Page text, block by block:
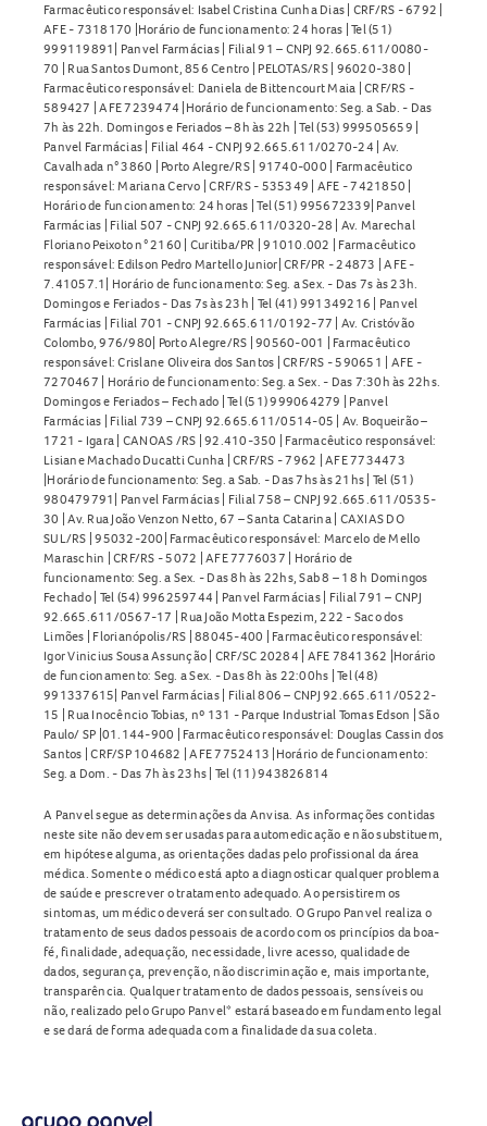
Farmacêutico responsável: Isabel Cristina Cunha Dias | CRF/RS - 6792 |
AFE - 7318170 |Horário de funcionamento: 24 horas | Tel (51)
999119891| Panvel Farmácias | Filial 91 – CNPJ 92.665.611/0080-
70 | Rua Santos Dumont, 856 Centro | PELOTAS/RS | 96020-380 |
Farmacêutico responsável: Daniela de Bittencourt Maia | CRF/RS -
589427 | AFE 7239474 |Horário de funcionamento: Seg. a Sab. - Das
7h às 22h. Domingos e Feriados – 8h às 22h | Tel (53) 999505659 |
Panvel Farmácias | Filial 464 - CNPJ 92.665.611/0270-24 | Av.
Cavalhada n° 3860 | Porto Alegre/RS | 91740-000 | Farmacêutico
responsável: Mariana Cervo | CRF/RS - 535349 | AFE - 7421850 |
Horário de funcionamento: 24 horas | Tel (51) 995672339| Panvel
Farmácias | Filial 507 - CNPJ 92.665.611/0320-28 | Av. Marechal
Floriano Peixoto n° 2160 | Curitiba/PR | 91010.002 | Farmacêutico
responsável: Edilson Pedro Martello Junior| CRF/PR - 24873 | AFE -
7.41057.1| Horário de funcionamento: Seg. a Sex. - Das 7s às 23h.
Domingos e Feriados - Das 7s às 23h | Tel (41) 991349216 | Panvel
Farmácias | Filial 701 - CNPJ 92.665.611/0192-77 | Av. Cristóvão
Colombo, 976/980| Porto Alegre/RS | 90560-001 | Farmacêutico
responsável: Crislane Oliveira dos Santos | CRF/RS - 590651 | AFE -
7270467 | Horário de funcionamento: Seg. a Sex. - Das 7:30h às 22hs.
Domingos e Feriados – Fechado | Tel (51) 999064279 | Panvel
Farmácias | Filial 739 – CNPJ 92.665.611/0514-05 | Av. Boqueirão –
1721 - Igara | CANOAS /RS | 92.410-350 | Farmacêutico responsável:
Lisiane Machado Ducatti Cunha | CRF/RS - 7962 | AFE 7734473
|Horário de funcionamento: Seg. a Sab. - Das 7hs às 21hs | Tel (51)
980479791| Panvel Farmácias | Filial 758 – CNPJ 92.665.611/0535-
30 | Av. Rua João Venzon Netto, 67 – Santa Catarina | CAXIAS DO
SUL/RS | 95032-200| Farmacêutico responsável: Marcelo de Mello
Maraschin | CRF/RS - 5072 | AFE 7776037 | Horário de
funcionamento: Seg. a Sex. - Das 8h às 22hs, Sab 8 – 18 h Domingos
Fechado | Tel (54) 996259744 | Panvel Farmácias | Filial 791 – CNPJ
92.665.611/0567-17 | Rua João Motta Espezim, 222 - Saco dos
Limões | Florianópolis/RS | 88045-400 | Farmacêutico responsável:
Igor Vinicius Sousa Assunção | CRF/SC 20284 | AFE 7841362 |Horário
de funcionamento: Seg. a Sex. - Das 8h às 22:00hs | Tel (48)
991337615| Panvel Farmácias | Filial 806 – CNPJ 92.665.611/0522-
15 | Rua Inocêncio Tobias, nº 131 - Parque Industrial Tomas Edson | São
Paulo/ SP |01.144-900 | Farmacêutico responsável: Douglas Cassin dos
Santos | CRF/SP 104682 | AFE 7752413 |Horário de funcionamento:
Seg. a Dom. - Das 7h às 23hs | Tel (11) 943826814
A Panvel segue as determinações da Anvisa. As informações contidas
neste site não devem ser usadas para automedicação e não substituem,
em hipótese alguma, as orientações dadas pelo profissional da área
médica. Somente o médico está apto a diagnosticar qualquer problema
de saúde e prescrever o tratamento adequado. Ao persistirem os
sintomas, um médico deverá ser consultado. O Grupo Panvel realiza o
tratamento de seus dados pessoais de acordo com os princípios da boa-
fé, finalidade, adequação, necessidade, livre acesso, qualidade de
dados, segurança, prevenção, não discriminação e, mais importante,
transparência. Qualquer tratamento de dados pessoais, sensíveis ou
não, realizado pelo Grupo Panvel* estará baseado em fundamento legal
e se dará de forma adequada com a finalidade da sua coleta.